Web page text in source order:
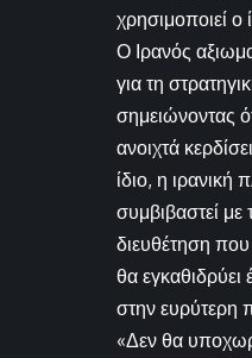
χρησιμοποιεί ο
Ο Ιρανός
για τη
σημειώνοντας
ανοιχτά
ίδιο, η ιρανική
συμβιβαστεί με
διευθέτηση που
θα
στην ευρύτερη
«Δεν θα